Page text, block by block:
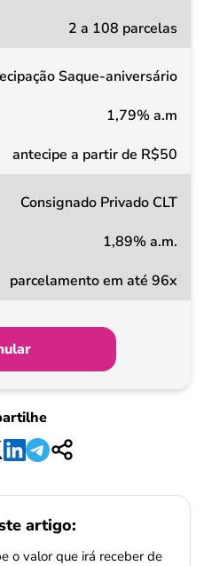
2 a 108 parcelas
Saque-aniversário
1,79% a.m
antecipe a partir de R$50
Consignado Privado CLT
1,89% a.m.
parcelamento em até 96x
artigo:
o valor que irá receber de